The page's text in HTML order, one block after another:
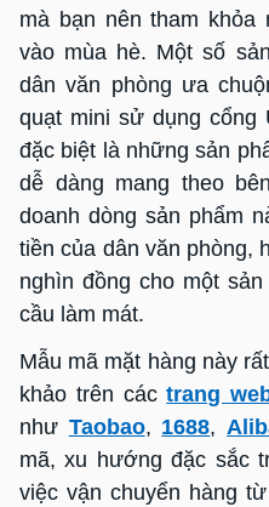
mà bạn nên tham
vào mùa hè. Một số
dân văn phòng ưa
quạt mini sử dụng
đặc biệt là những sản
dễ dàng mang theo
doanh dòng sản phẩm
tiền của dân văn phòng,
nghìn đồng cho một
cầu làm mát.
Mẫu mã mặt hàng này
khảo trên cáctrang
như Taobao, 1688,
mã, xu hướng đặc sắc
việc vận chuyển hàng